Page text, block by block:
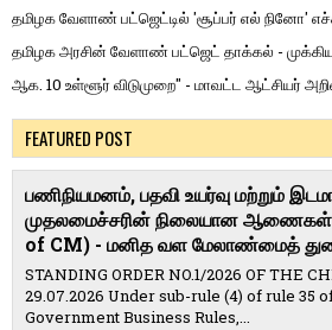
தமிழக வேளாண் பட்ஜெட்டில் 'சூப்பர் எல் நினோ'
தமிழக அரசின் வேளாண் பட்ஜெட் தாக்கல் -
ஆக. 10 உள்ளூர் விடுமுறை" - மாவட்ட ஆட்சியர்
FEATURED POST
பணிநியமனம், பதவி உயர்வு மற்றும்
முதலமைச்சரின் நிலையான ஆணைகள்
of CM) - மனித வள மேலாண்மைத்
STANDING ORDER NO.1/2026 OF THE
29.07.2026 Under sub-rule (4) of rule 35
Government Business Rules,...